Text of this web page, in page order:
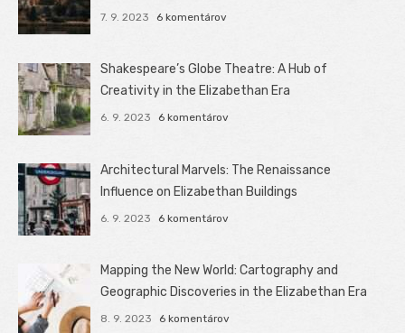
7. 9. 2023 6 komentárov
Shakespeare’s Globe Theatre: A Hub of
Creativity in the Elizabethan Era
6. 9. 2023 6 komentárov
Architectural Marvels: The Renaissance
Influence on Elizabethan Buildings
6. 9. 2023 6 komentárov
Mapping the New World: Cartography and
Geographic Discoveries in the Elizabethan Era
8. 9. 2023 6 komentárov